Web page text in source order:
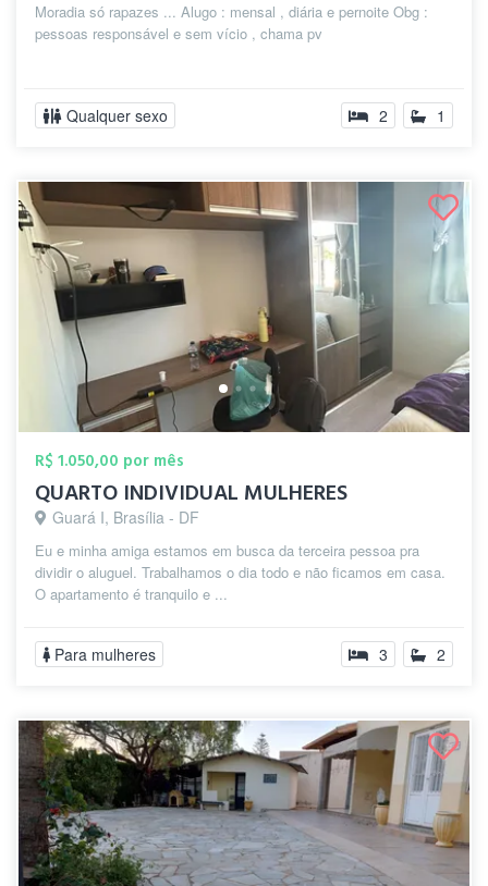
Moradia só rapazes ... Alugo : mensal , diária e pernoite Obg :
pessoas responsável e sem vício , chama pv
Qualquer sexo 2 1
R$ 1.050,00 por mês
QUARTO INDIVIDUAL MULHERES
Guará I, Brasília - DF
Eu e minha amiga estamos em busca da terceira pessoa pra
dividir o aluguel. Trabalhamos o dia todo e não ficamos em casa.
O apartamento é tranquilo e ...
Para mulheres 3 2